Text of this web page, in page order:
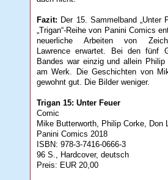
Fazit: Der 15. Sammelband „Unter
„Trigan“-Reihe von Panini Comics
neuerliche Arbeiten von
Lawrence erwartet. Bei den fünf
Bandes war einzig und allein
am Werk. Die Geschichten von
gewohnt gut. Die Bilder weniger.
Trigan 15: Unter Feuer
Comic
Mike Butterworth, Philip Corke, Don
Panini Comics 2018
ISBN: 978-3-7416-0666-3
96 S., Hardcover, deutsch
Preis: EUR 20,00